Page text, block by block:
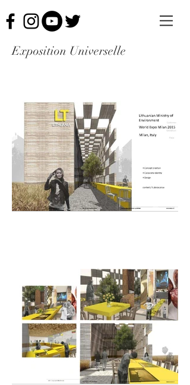
Exposition Universelle